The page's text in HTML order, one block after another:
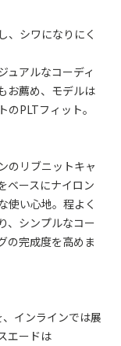
、シワになりにく
ュアルなコーディ
お薦め、モデルは
PLTフィット。
のリブニットキャ
ベースにナイロン
使い心地。程よく
、シンプルなコー
の完成度を高めま
インラインでは展
エードは